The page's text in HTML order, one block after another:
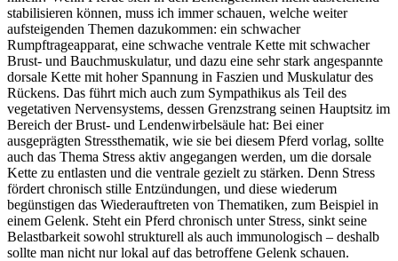
stabilisieren können, muss ich immer schauen, welche weiter
aufsteigenden Themen dazukommen: ein schwacher
Rumpftrageapparat, eine schwache ventrale Kette mit schwacher
Brust- und Bauchmuskulatur, und dazu eine sehr stark angespannte
dorsale Kette mit hoher Spannung in Faszien und Muskulatur des
Rückens. Das führt mich auch zum Sympathikus als Teil des
vegetativen Nervensystems, dessen Grenzstrang seinen Hauptsitz im
Bereich der Brust- und Lendenwirbelsäule hat: Bei einer
ausgeprägten Stressthematik, wie sie bei diesem Pferd vorlag, sollte
auch das Thema Stress aktiv angegangen werden, um die dorsale
Kette zu entlasten und die ventrale gezielt zu stärken. Denn Stress
fördert chronisch stille Entzündungen, und diese wiederum
begünstigen das Wiederauftreten von Thematiken, zum Beispiel in
einem Gelenk. Steht ein Pferd chronisch unter Stress, sinkt seine
Belastbarkeit sowohl strukturell als auch immunologisch – deshalb
sollte man nicht nur lokal auf das betroffene Gelenk schauen.